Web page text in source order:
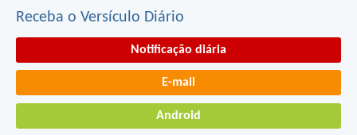
Receba o Versículo Diário
Notificação diária
E-mail
Android